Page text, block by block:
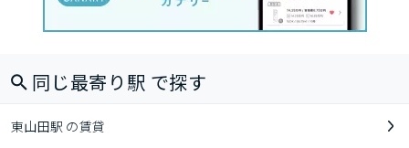
同じ最寄り駅 で探す
東山田駅 の賃貸